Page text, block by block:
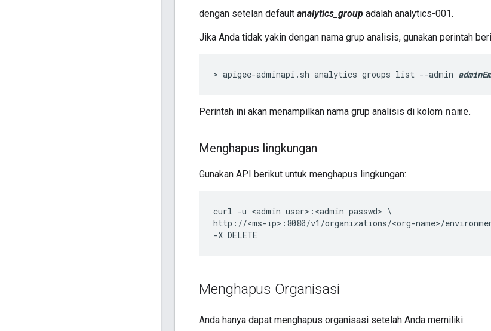
dengan setelan default analytics_group adalah analytics-001.
Jika Anda tidak yakin dengan nama grup analisis, gunakan perintah
> apigee-adminapi.sh analytics groups list --admin
Perintah ini akan menampilkan nama grup analisis di kolom name.
Menghapus lingkungan
Gunakan API berikut untuk menghapus lingkungan:
curl -u <admin user>:<admin passwd> \
http://<ms-ip>:8080/v1/organizations/<org-name>/
-X DELETE
Menghapus Organisasi
Anda hanya dapat menghapus organisasi setelah Anda memiliki: